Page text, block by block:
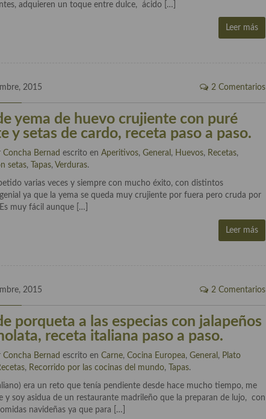
adquieren un toque entre dulce, ácido […]
Leer más
2015 2 Comentarios
yema de huevo crujiente con puré
y setas de cardo, receta paso a paso.
Concha Bernad escrito enAperitivos,General , Huevos, Recetas,
setas, Tapas, Verduras.
varias veces y siempre con mucho éxito, con distintos
ya que la yema se queda muy crujiente por fuera pero cruda por
muy fácil aunque […]
Leer más
2015 2 Comentarios
porqueta a las especias con jalapeños
receta italiana paso a paso.
Concha Bernad escrito enCarne,Cocina Europea,General , Plato
, Recorrido por las cocinas del mundo, Tapas.
era un reto que tenía pendiente desde hace mucho tiempo, me
y soy asidua de un restaurante madrileño que la preparan de lujo, con
navideñas ya que para […]